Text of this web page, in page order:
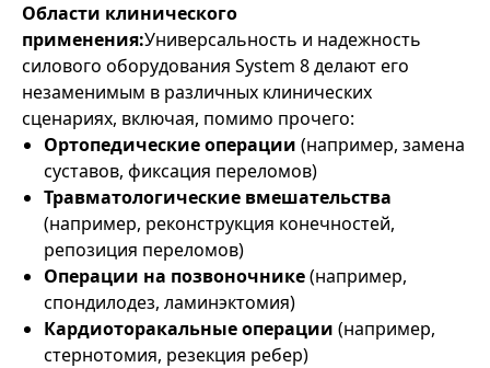
Области клинического
применения:Универсальность и надежность
силового оборудования System 8 делают его
незаменимым в различных клинических
сценариях, включая, помимо прочего:
Ортопедические операции (например, замена
суставов, фиксация переломов)
Травматологические вмешательства
(например, реконструкция конечностей,
репозиция переломов)
Операции на позвоночнике(например,
спондилодез, ламинэктомия)
Кардиоторакальные операции (например,
стернотомия, резекция ребер)